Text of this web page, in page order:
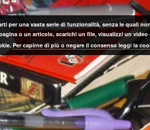
per una vasta serie di funzionalità, senza le quali
o un articolo, scarichi un file, visualizzi un
Per capirne di più o negare il consenso leggi la